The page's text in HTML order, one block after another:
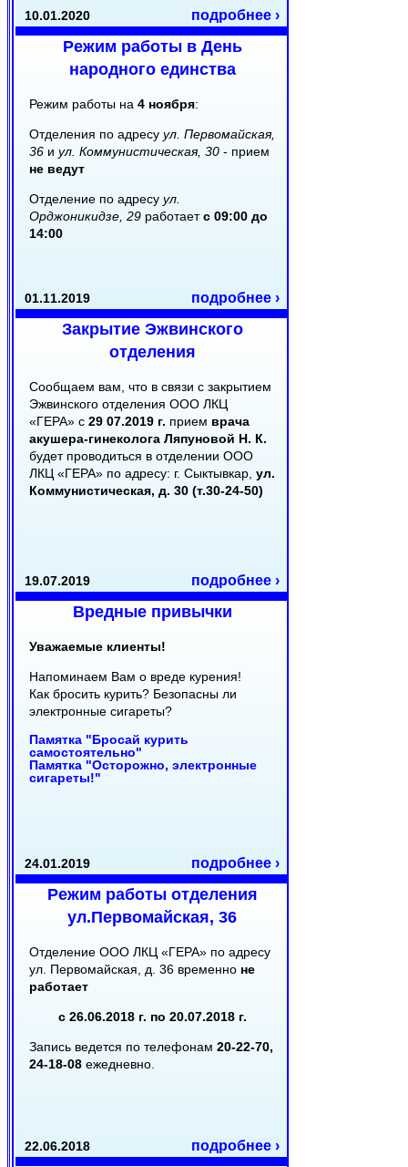
10.01.2020 подробнее ›
Режим работы в День
народного единства
Режим работы на 4 ноября:
Отделения по адресу ул. Первомайская,
36 и ул. Коммунистическая, 30 - прием
не ведут
Отделение по адресу ул.
Орджоникидзе, 29 работаетс 09:00 до
14:00
01.11.2019 подробнее ›
Закрытие Эжвинского
отделения
Сообщаем вам, что в связи с закрытием
Эжвинского отделения ООО ЛКЦ
«ГЕРА» с 29 07.2019 г. прием врача
акушера-гинеколога Ляпуновой Н. К.
будет проводиться в отделении ООО
ЛКЦ «ГЕРА» по адресу: г. Сыктывкар, ул.
Коммунистическая, д. 30 (т.30-24-50)
19.07.2019 подробнее ›
Вредные привычки
Уважаемые клиенты!
Напоминаем Вам о вреде курения!
Как бросить курить? Безопасны ли
электронные сигареты?
Памятка "Бросай курить
самостоятельно"
Памятка "Осторожно, электронные
сигареты!"
24.01.2019 подробнее ›
Режим работы отделения
ул.Первомайская, 36
Отделение ООО ЛКЦ «ГЕРА» по адресу
ул. Первомайская, д. 36 временно не
работает
с 26.06.2018 г. по 20.07.2018 г.
Запись ведется по телефонам 20-22-70,
24-18-08 ежедневно.
22.06.2018 подробнее ›